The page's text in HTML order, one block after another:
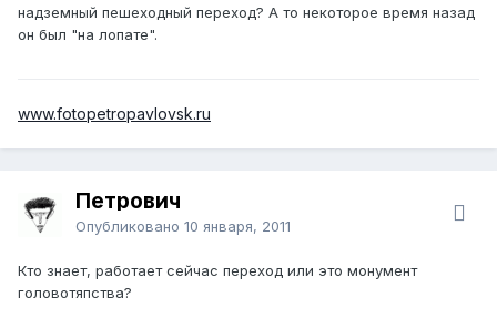
надземный пешеходный переход? А то некоторое время назад
он был "на лопате".
www.fotopetropavlovsk.ru
Петрович
Опубликовано 10 января, 2011
Кто знает, работает сейчас переход или это монумент
головотяпства?